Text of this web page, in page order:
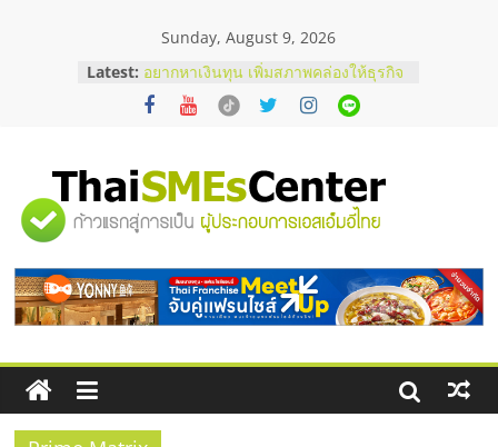
Sunday, August 9, 2026
Latest: อยากหาเงินทุน เพิ่มสภาพคล่องให้ธุรกิจ
เริ่มยังไงให้ผ่านฉลุย
สัมมนาออนไลน์ โอกาสบริหารสถานี
ThaiFranchise Meet Up จับคู่แฟรน
ไชส์ ครั้งที่ 8
ร้านเครื่องเสียงคุณภาพสูง พร้อม
บริษัท Cybersecurity ในไทยที่ไหนดี?
วิธีเลือกผู้ให้บริการให้คุ้มค่าและตอบ
โจทย์ธุรกิจ
"ศูนย์
รวม
ข้อมูล
ธุรกิจ